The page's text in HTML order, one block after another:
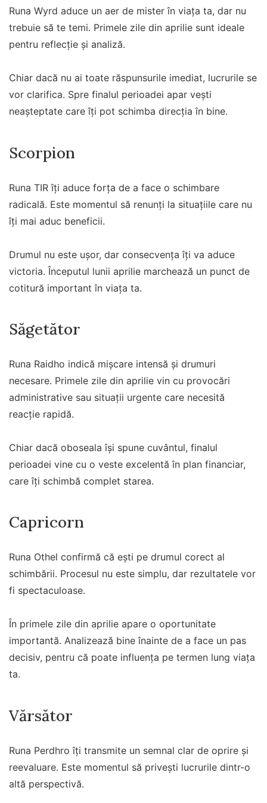
Runa Wyrd aduce un aer de mister în viața ta, dar nu
trebuie să te temi. Primele zile din aprilie sunt ideale
pentru reflecție și analiză.
Chiar dacă nu ai toate răspunsurile imediat, lucrurile se
vor clarifica. Spre finalul perioadei apar vești
neașteptate care îți pot schimba direcția în bine.
Scorpion
Runa TIR îți aduce forța de a face o schimbare
radicală. Este momentul să renunți la situațiile care nu
îți mai aduc beneficii.
Drumul nu este ușor, dar consecvența îți va aduce
victoria. Începutul lunii aprilie marchează un punct de
cotitură important în viața ta.
Săgetător
Runa Raidho indică mișcare intensă și drumuri
necesare. Primele zile din aprilie vin cu provocări
administrative sau situații urgente care necesită
reacție rapidă.
Chiar dacă oboseala își spune cuvântul, finalul
perioadei vine cu o veste excelentă în plan financiar,
care îți schimbă complet starea.
Capricorn
Runa Othel confirmă că ești pe drumul corect al
schimbării. Procesul nu este simplu, dar rezultatele vor
fi spectaculoase.
În primele zile din aprilie apare o oportunitate
importantă. Analizează bine înainte de a face un pas
decisiv, pentru că poate influența pe termen lung viața
ta.
Vărsător
Runa Perdhro îți transmite un semnal clar de oprire și
reevaluare. Este momentul să privești lucrurile dintr-o
altă perspectivă.